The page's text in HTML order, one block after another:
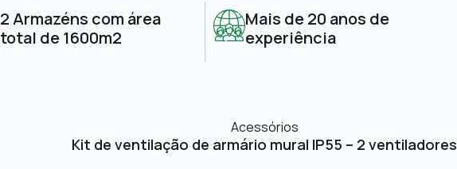
2 Armazéns com área
total de 1600m2
Mais de 20 anos de
experiência
Acessórios
Kit de ventilação de armário mural IP55 – 2 ventiladores